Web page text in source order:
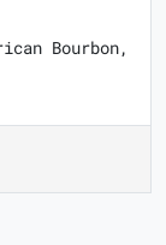
Bourbon,